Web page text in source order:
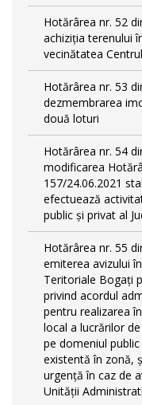
Hotărârea nr. 52
achiziția terenului
vecinătatea
Hotărârea nr. 53
dezmembrarea
două loturi
Hotărârea nr. 54
modificarea
157/24.06.2021
efectuează
public şi privat al
Hotărârea nr. 55
emiterea avizului
Teritoriale Bogați
privind acordul
pentru realizarea
local a lucrărilor
pe domeniul
existentă în zonă,
urgență în caz de
Unității